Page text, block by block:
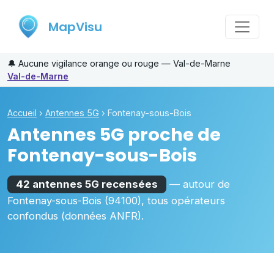
MapVisu
🔔 Aucune vigilance orange ou rouge — Val-de-Marne
Val-de-Marne
Accueil › Antennes 5G › Fontenay-sous-Bois
Antennes 5G proche de
Fontenay-sous-Bois
42 antennes 5G recensées
— autour de
Fontenay-sous-Bois (94100), tous opérateurs
confondus (données ANFR).